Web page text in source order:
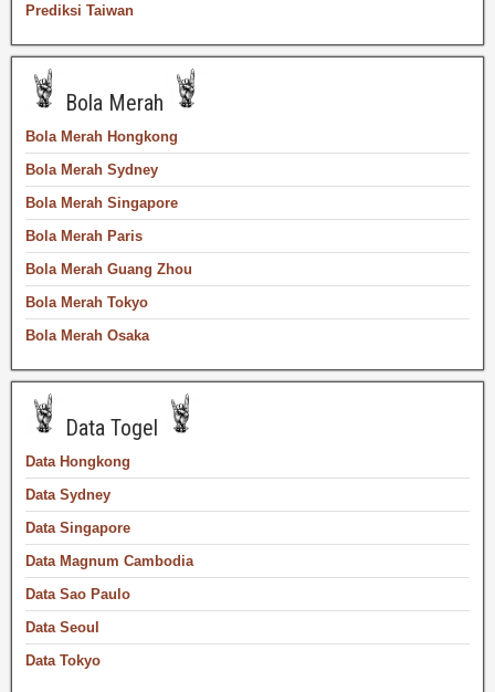
Prediksi Taiwan
Bola Merah
Bola Merah Hongkong
Bola Merah Sydney
Bola Merah Singapore
Bola Merah Paris
Bola Merah Guang Zhou
Bola Merah Tokyo
Bola Merah Osaka
Data Togel
Data Hongkong
Data Sydney
Data Singapore
Data Magnum Cambodia
Data Sao Paulo
Data Seoul
Data Tokyo